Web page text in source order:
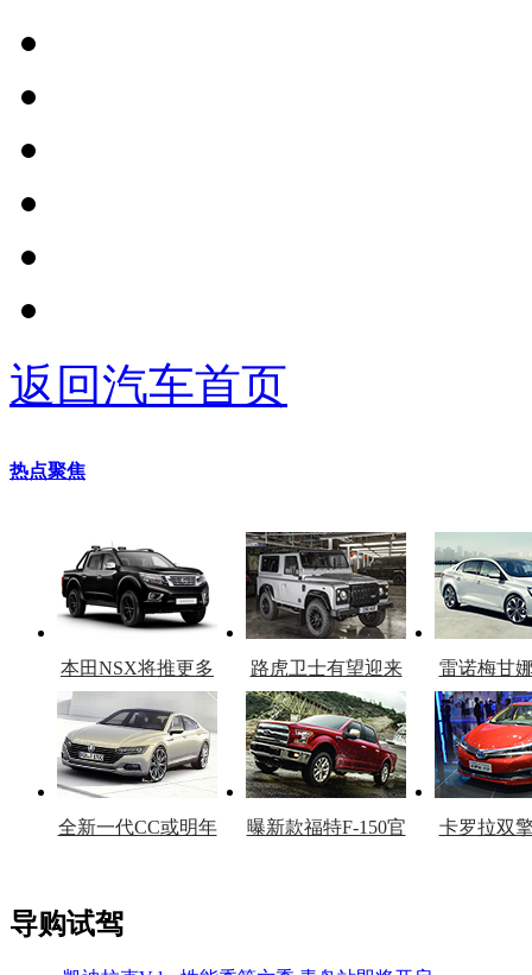
返回汽车首页
热点聚焦
本田NSX将推更多
车型
路虎卫士有望迎来
复产
雷诺梅甘
官
全新一代CC或明年
曝新款福特F-150官
卡罗拉双
导购试驾